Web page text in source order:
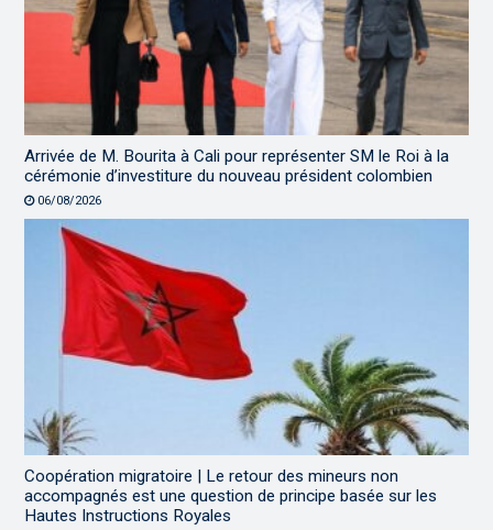
Arrivée de M. Bourita à Cali pour représenter SM le Roi à la
cérémonie d’investiture du nouveau président colombien
06/08/2026
Coopération migratoire | Le retour des mineurs non
accompagnés est une question de principe basée sur les
Hautes Instructions Royales